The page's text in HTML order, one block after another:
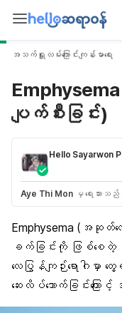
အသက်ရှူလမ်းကြောင်းကျန်းမာရေး
ပျက်စီးခြင်း)
Hello Sayarwon
Aye Thi Monမှ ရေးသားသည်
Emphysema (အဆုတ်လေ
ခက်ခြင်းကို ဖြစ်စေတဲ့
လေပြွန်ကျဉ်းရောဂါ မှာ တွ
ဆေးလိပ်သောက် ခြင်းကြေ